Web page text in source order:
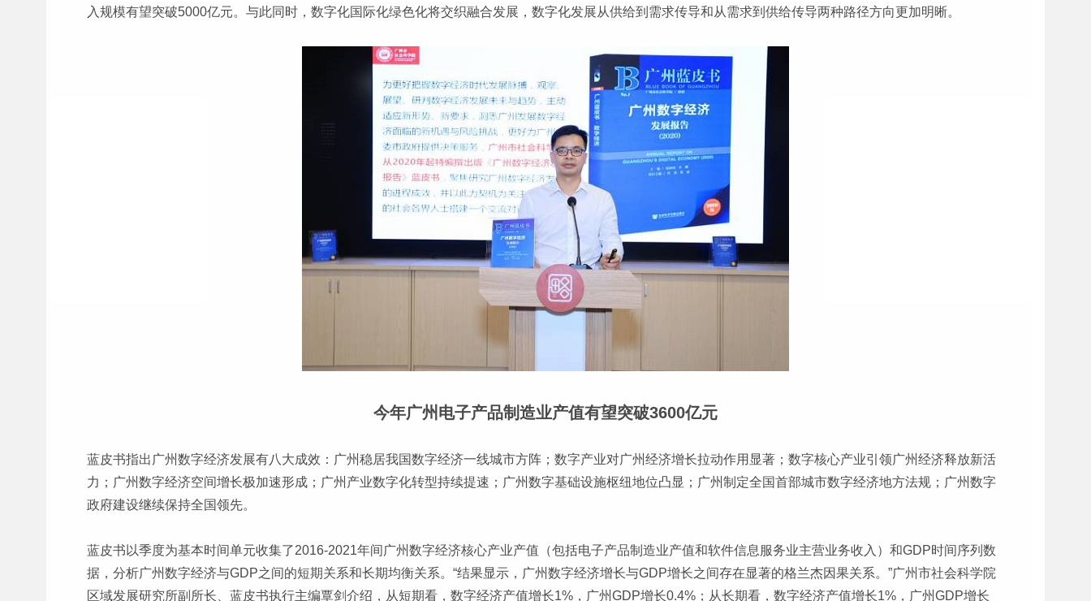
入规模有望突破5000亿元。与此同时，数字化国际化绿色化将交织融合发展，数字化发展从供给到需求传导和从需求到供给传导两种路径方向更加明晰。
今年广州电子产品制造业产值有望突破3600亿元
蓝皮书指出广州数字经济发展有八大成效：广州稳居我国数字经济一线城市方阵；数字产业对广州经济增长拉动作用显著；数字核心产业引领广州经济释放新活
力；广州数字经济空间增长极加速形成；广州产业数字化转型持续提速；广州数字基础设施枢纽地位凸显；广州制定全国首部城市数字经济地方法规；广州数字
政府建设继续保持全国领先。
蓝皮书以季度为基本时间单元收集了2016-2021年间广州数字经济核心产业产值（包括电子产品制造业产值和软件信息服务业主营业务收入）和GDP时间序列数
据，分析广州数字经济与GDP之间的短期关系和长期均衡关系。“结果显示，广州数字经济增长与GDP增长之间存在显著的格兰杰因果关系。”广州市社会科学院
区域发展研究所副所长、蓝皮书执行主编覃剑介绍，从短期看，数字经济产值增长1%，广州GDP增长0.4%；从长期看，数字经济产值增长1%，广州GDP增长